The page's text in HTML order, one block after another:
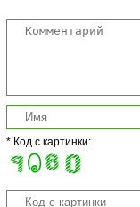
* Код с картинки: